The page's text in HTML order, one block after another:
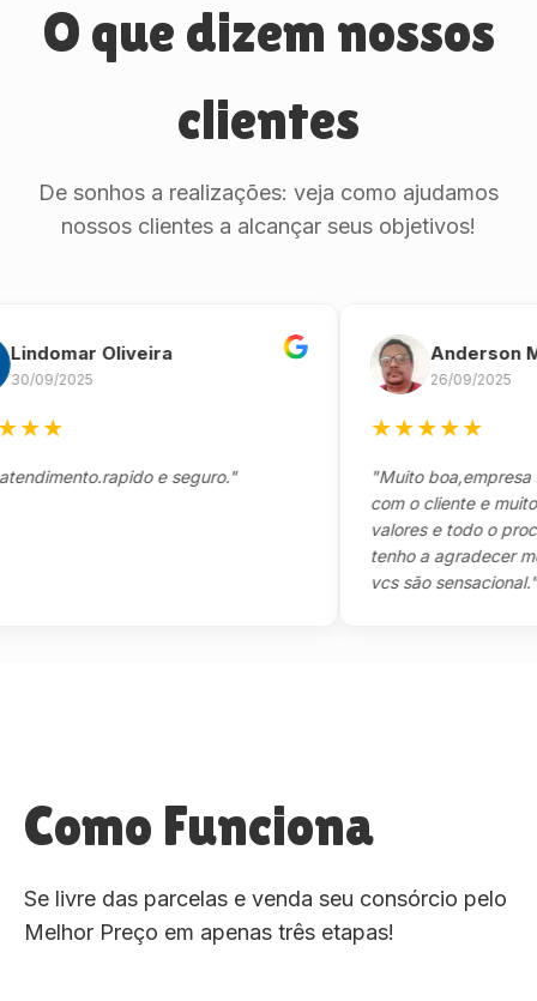
O que dizem nossos
clientes
De sonhos a realizações: veja como ajudamos
nossos clientes a alcançar seus objetivos!
Oliveira
2025
e seguro."
Anderson
26/09/2025
★★★
"Muito boa,empresa
com o cliente e muito
valores e todo o
tenho a agradecer
vcs são sensacional."
Como Funciona
Se livre das parcelas e venda seu consórcio pelo
Melhor Preço em apenas três etapas!